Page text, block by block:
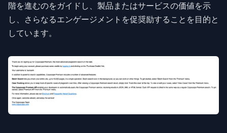
階を進むのをガイドし、製品またはサービスの価値を示
し、さらなるエンゲージメントを促奨励することを目的と
しています。